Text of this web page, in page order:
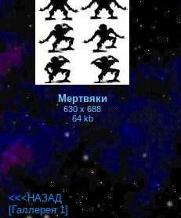
Мертвяки
630 x 688
64 kb
<<<НАЗАД
[Галлерея 1]